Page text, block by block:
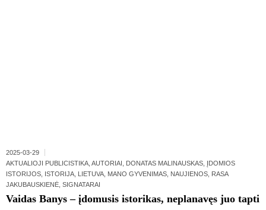
2025-03-29
AKTUALIOJI PUBLICISTIKA AUTORIAI DONATAS MALINAUSKAS ĮDOMIOS
ISTORIJOS ISTORIJA LIETUVA MANO GYVENIMAS NAUJIENOS RASA
JAKUBAUSKIENĖ SIGNATARAI
Vaidas Banys – įdomusis istorikas, neplanavęs juo tapti